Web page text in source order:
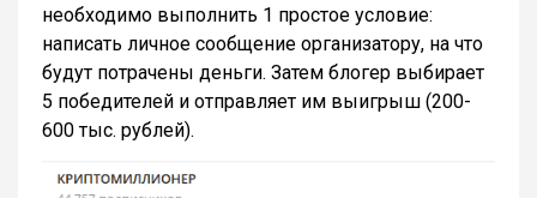
необходимо выполнить 1 простое условие:
написать личное сообщение организатору, на что
будут потрачены деньги. Затем блогер выбирает
5 победителей и отправляет им выигрыш (200-
600 тыс. рублей).